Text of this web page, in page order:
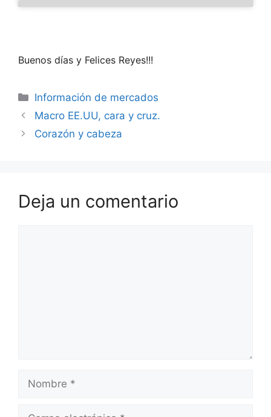
Buenos días y Felices Reyes!!!
Categorías
Información de mercados
Macro EE.UU, cara y cruz.
Corazón y cabeza
Deja un comentario